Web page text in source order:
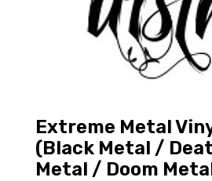
Extreme Metal
(Black Metal /
Metal / Doom